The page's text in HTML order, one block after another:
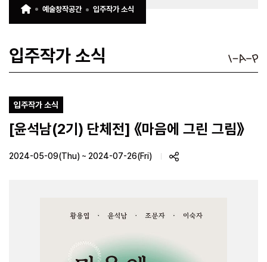
예술창작공간 입주작가 소식
입주작가 소식
입주작가 소식
[윤석남(2기) 단체전] 《마음에 그린 그림》
2024-05-09(Thu) ~ 2024-07-26(Fri)